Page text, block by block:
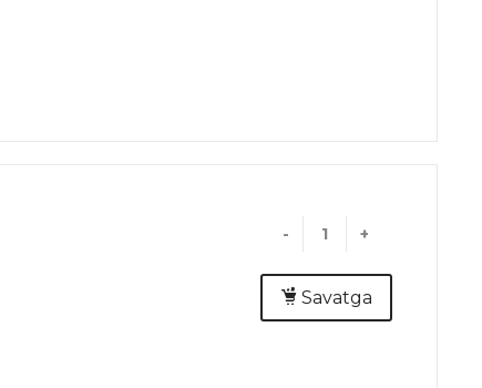
- +
Savatga